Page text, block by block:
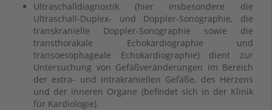
Ultraschalldiagnostik (hier insbesondere die
Ultraschall-Duplex- und Doppler-Sonographie, die
transkranielle Doppler-Sonographie sowie die
transthorakale Echokardiographie und
transoesophageale Echokardiographie) dient zur
Untersuchung von Gefäßveränderungen im Bereich
der extra- und intrakraniellen Gefäße, des Herzens
und der inneren Organe (befindet sich in der Klinik
für Kardiologie).